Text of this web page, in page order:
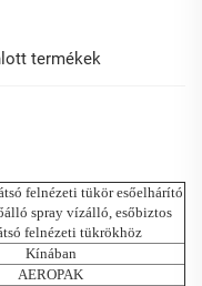
termékek
felnézeti tükör esőelhárító
spray vízálló, esőbiztos
felnézeti tükrökhöz
Kínában
AEROPAK